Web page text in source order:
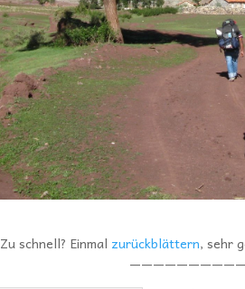
Zu schnell? Einmal zurückblättern, sehr